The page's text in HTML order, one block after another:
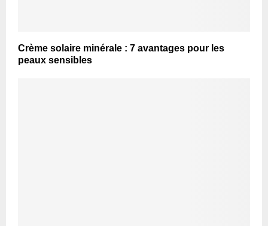
Crème solaire minérale : 7 avantages pour les
peaux sensibles